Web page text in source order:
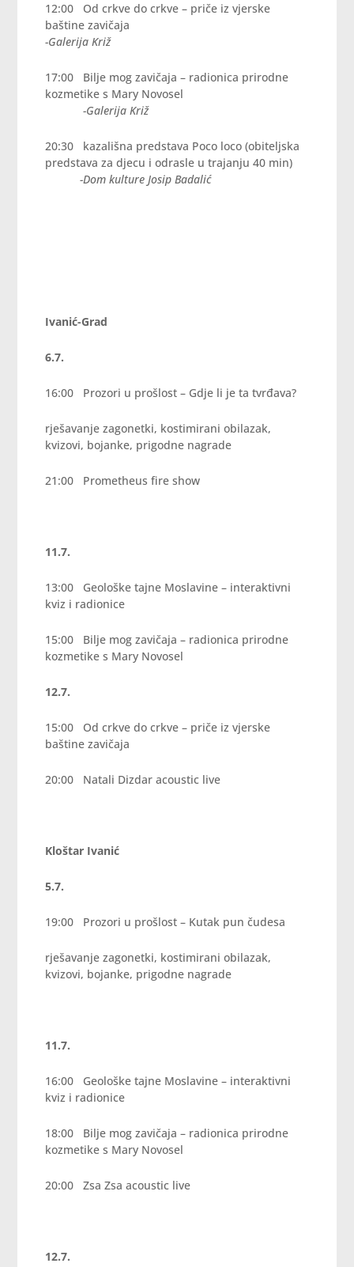
12:00 Od crkve do crkve – priče iz vjerske
baštine zavičaja
-Galerija Križ
17:00 Bilje mog zavičaja – radionica prirodne
kozmetike s Mary Novosel
-Galerija Križ
20:30 kazališna predstava Poco loco (obiteljska
predstava za djecu i odrasle u trajanju 40 min)
-Dom kulture Josip Badalić
Ivanić-Grad
6.7.
16:00 Prozori u prošlost – Gdje li je ta tvrđava?
rješavanje zagonetki, kostimirani obilazak,
kvizovi, bojanke, prigodne nagrade
21:00 Prometheus fire show
11.7.
13:00 Geološke tajne Moslavine – interaktivni
kviz i radionice
15:00 Bilje mog zavičaja – radionica prirodne
kozmetike s Mary Novosel
12.7.
15:00 Od crkve do crkve – priče iz vjerske
baštine zavičaja
20:00 Natali Dizdar acoustic live
Kloštar Ivanić
5.7.
19:00 Prozori u prošlost – Kutak pun čudesa
rješavanje zagonetki, kostimirani obilazak,
kvizovi, bojanke, prigodne nagrade
11.7.
16:00 Geološke tajne Moslavine – interaktivni
kviz i radionice
18:00 Bilje mog zavičaja – radionica prirodne
kozmetike s Mary Novosel
20:00 Zsa Zsa acoustic live
12.7.